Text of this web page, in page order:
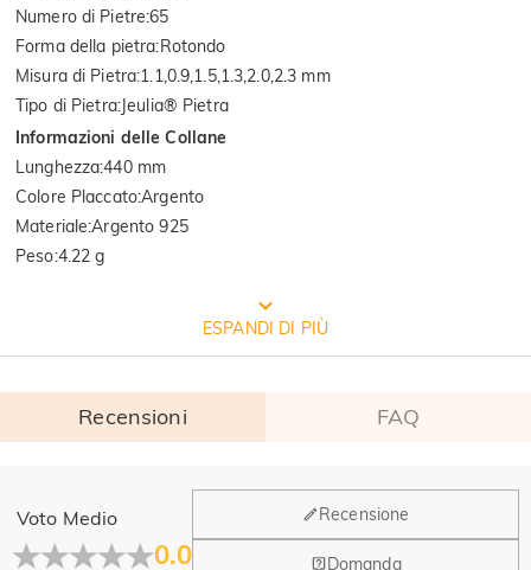
Numero di Pietre:65
Forma della pietra:Rotondo
Misura di Pietra:1.1,0.9,1.5,1.3,2.0,2.3 mm
Tipo di Pietra:Jeulia® Pietra
Informazioni delle Collane
Lunghezza:440 mm
Colore Placcato:Argento
Materiale:Argento 925
Peso:4.22 g
CONFEZIONE GRATUITA JEULIA
ESPANDI DI PIÙ
Recensioni FAQ
Voto Medio
0.0
Recensione
Domanda
Generale
Dove si trova la tua azienda?